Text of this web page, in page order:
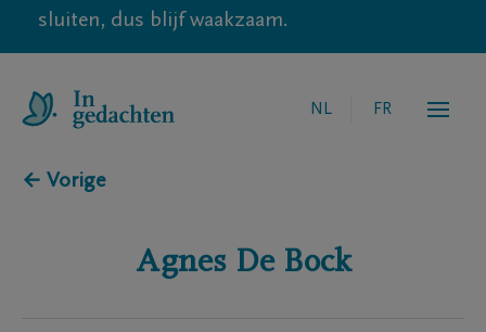
sluiten, dus blijf waakzaam.
NL FR
← Vorige
Agnes De Bock